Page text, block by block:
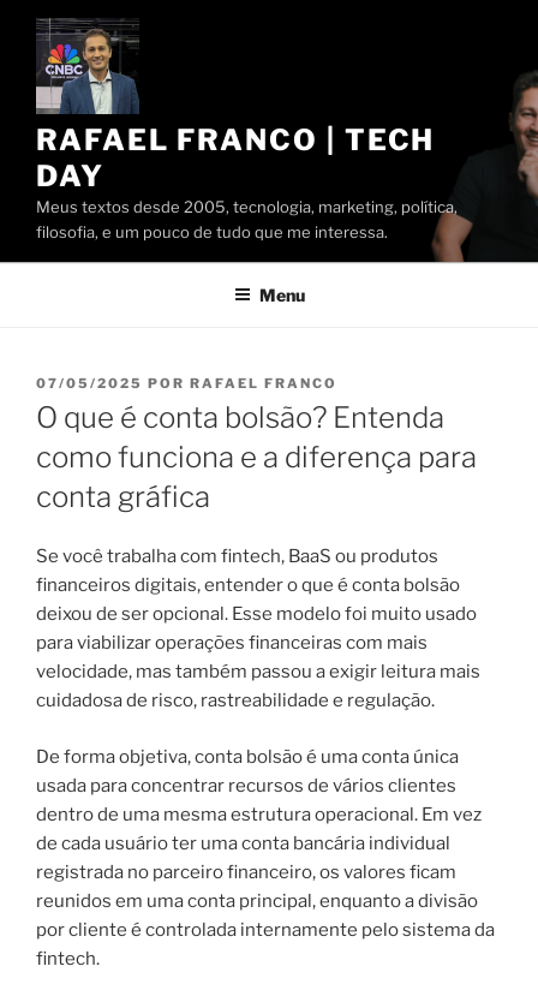
Pular
conteúdo
RAFAEL FRANCO | TECH
DAY
Meus textos desde 2005, tecnologia, marketing, política,
filosofia, e um pouco de tudo que me interessa.
Menu
PUBLICADO
EM
07/05/2025 POR RAFAEL FRANCO
O que é conta bolsão? Entenda
como funciona e a diferença para
conta gráfica
Se você trabalha com fintech, BaaS ou produtos
financeiros digitais, entender o que é conta bolsão
deixou de ser opcional. Esse modelo foi muito usado
para viabilizar operações financeiras com mais
velocidade, mas também passou a exigir leitura mais
cuidadosa de risco, rastreabilidade e regulação.
De forma objetiva, conta bolsão é uma conta única
usada para concentrar recursos de vários clientes
dentro de uma mesma estrutura operacional. Em vez
de cada usuário ter uma conta bancária individual
registrada no parceiro financeiro, os valores ficam
reunidos em uma conta principal, enquanto a divisão
por cliente é controlada internamente pelo sistema da
fintech.